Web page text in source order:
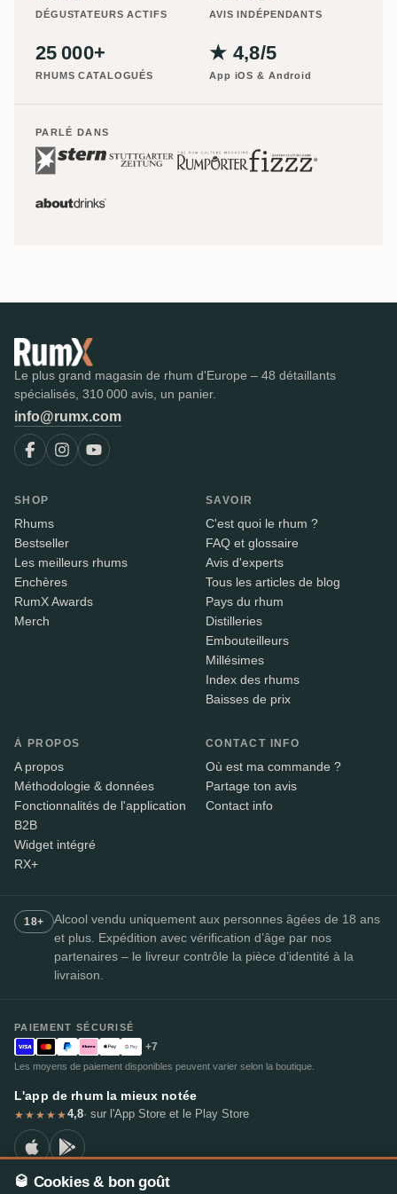
DÉGUSTATEURS ACTIFS AVIS INDÉPENDANTS
25 000+
RHUMS CATALOGUÉS
★ 4,8/5
App iOS & Android
PARLÉ DANS
Le plus grand magasin de rhum d'Europe – 48 détaillants
spécialisés, 310 000 avis, un panier.
info@rumx.com
SHOP
Rhums
Bestseller
Les meilleurs rhums
Enchères
RumX Awards
Merch
SAVOIR
C'est quoi le rhum ?
FAQ et glossaire
Avis d'experts
Tous les articles de blog
Pays du rhum
Distilleries
Embouteilleurs
Millésimes
Index des rhums
Baisses de prix
À PROPOS
A propos
Méthodologie & données
Fonctionnalités de l'application
B2B
Widget intégré
RX+
CONTACT INFO
Où est ma commande ?
Partage ton avis
Contact info
18+
Alcool vendu uniquement aux personnes âgées de 18 ans
et plus. Expédition avec vérification d’âge par nos
partenaires – le livreur contrôle la pièce d’identité à la
livraison.
PAIEMENT SÉCURISÉ
+7
Les moyens de paiement disponibles peuvent varier selon la boutique.
L'app de rhum la mieux notée
★★★★★4,8· sur l'App Store et le Play Store
🥃 Cookies & bon goût